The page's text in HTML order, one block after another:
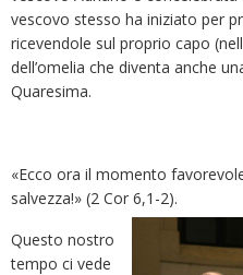
vescovo stesso ha iniziato per
ricevendole sul proprio capo
dell’omelia che diventa anche
Quaresima.
«Ecco ora il momento
salvezza!» (2 Cor 6,1-2).
Questo nostro
tempo ci vede